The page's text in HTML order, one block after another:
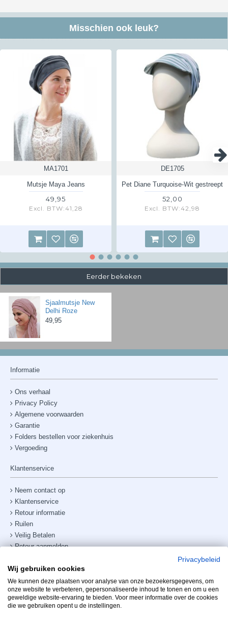
Retour:
kun je gebruik maken van ons antwoordnummer - hiervoor moet je het
etiket gebruiken dat je na de aanmelding van je retour ontvangt. Een
retour kan vaak gratis teruggestuurd via dat antwoordnummer maar
niet altijd; lees hierna hoe dat werkt. Een geheel gratis retour isniet
mogelijk voor zendingen met een verzendbewijs of track&trace code
verstuurd worden of voor doosjes. Hiervoor berekenen wij de helft aan
kosten aan je door. Verstuur je het via een brievenbus zonder
Track&Trace of verzendbewijs dan betalen wij de retourkosten wel
helemaal. Zo betalen wij voor iedere klant die een retour instuurt via
ons antwoordnummer het zelfde bedrag. Wil je dus een verzendbewijs
of Track&Trace als bewijsje dat je het verzonden hebt dan kost dat
vanuit Nederland € 3,50 en vanuit België € 4,50
Misschien ook leuk?
MA1701
Mutsje Maya Jeans
49,95
Excl. BTW:41,28
DE1705
Pet Diane Turquoise-Wit gestreept
52,00
Excl. BTW:42,98
Eerder bekeken
Sjaalmutsje New
Delhi Roze
49,95
Informatie
Ons verhaal
Privacy Policy
Algemene voorwaarden
Garantie
Folders bestellen voor ziekenhuis
Vergoeding
Klantenservice
Neem contact op
Klantenservice
Retour informatie
Ruilen
Veilig Betalen
Retour aanmelden
Site map
Telefoonnummer:+31238882885
Mijn account
Privacybeleid
Wij gebruiken cookies
We kunnen deze plaatsen voor analyse van onze bezoekersgegevens, om
onze website te verbeteren, gepersonaliseerde inhoud te tonen en om u een
geweldige website-ervaring te bieden. Voor meer informatie over de cookies
die we gebruiken opent u de instellingen.